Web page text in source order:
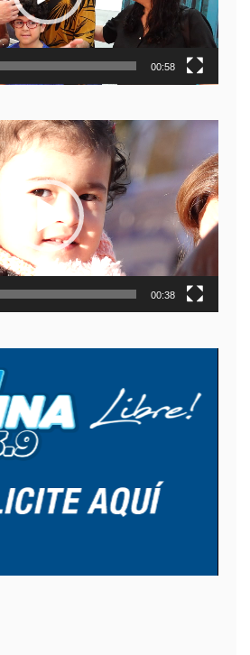
00:58
00:38